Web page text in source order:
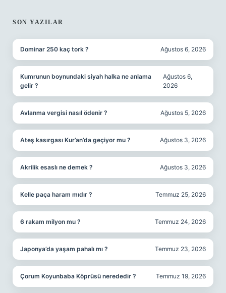
SON YAZILAR
Dominar 250 kaç tork ? Ağustos 6, 2026
Kumrunun boynundaki siyah halka ne anlama
gelir ?
Ağustos 6,
2026
Avlanma vergisi nasıl ödenir ? Ağustos 5, 2026
Ateş kasırgası Kur’an’da geçiyor mu ? Ağustos 3, 2026
Akrilik esaslı ne demek ? Ağustos 3, 2026
Kelle paça haram mıdır ? Temmuz 25, 2026
6 rakam milyon mu ? Temmuz 24, 2026
Japonya’da yaşam pahalı mı ? Temmuz 23, 2026
Çorum Koyunbaba Köprüsü nerededir ? Temmuz 19, 2026